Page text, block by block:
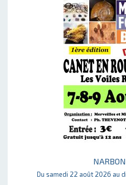
Du samedi 22 août 2026 au